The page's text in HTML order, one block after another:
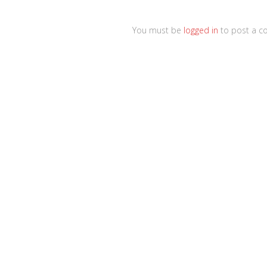
You must be logged in to post a